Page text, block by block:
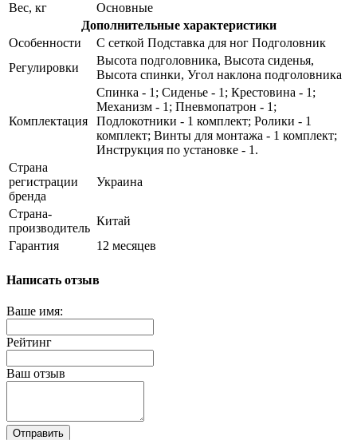
Вес, кг
Основные
Дополнительные характеристики
Особенности
С сеткой Подставка для ног Подголовник
Регулировки
Высота подголовника, Высота сиденья,
Высота спинки, Угол наклона подголовника
Комплектация
Спинка - 1; Сиденье - 1; Крестовина - 1;
Механизм - 1; Пневмопатрон - 1;
Подлокотники - 1 комплект; Ролики - 1
комплект; Винты для монтажа - 1 комплект;
Инструкция по установке - 1.
Страна
регистрации
бренда
Украина
Страна-
производитель
Китай
Гарантия
12 месяцев
Написать отзыв
Ваше имя:
Рейтинг
Ваш отзыв
Отправить